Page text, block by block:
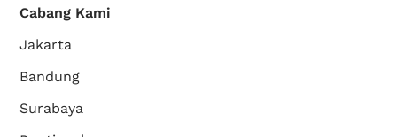
Cabang Kami
Jakarta
Bandung
Surabaya